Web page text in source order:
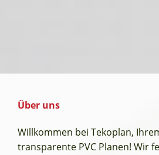
Über uns
Willkommen bei Tekoplan,
transparente PVC Planen! Wir